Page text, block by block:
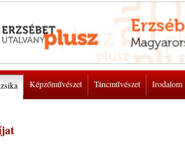
Képzőművészet Táncművészet Irodalom